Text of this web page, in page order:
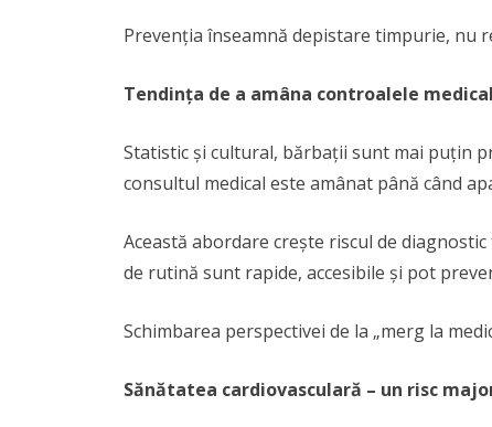
Prevenția înseamnă depistare timpurie, nu
Tendința de a amâna controalele
Statistic și cultural, bărbații sunt mai puțin
consultul medical este amânat până când
Această abordare crește riscul de
de rutină sunt rapide, accesibile și pot
Schimbarea perspectivei de la „merg la
Sănătatea cardiovasculară – un risc